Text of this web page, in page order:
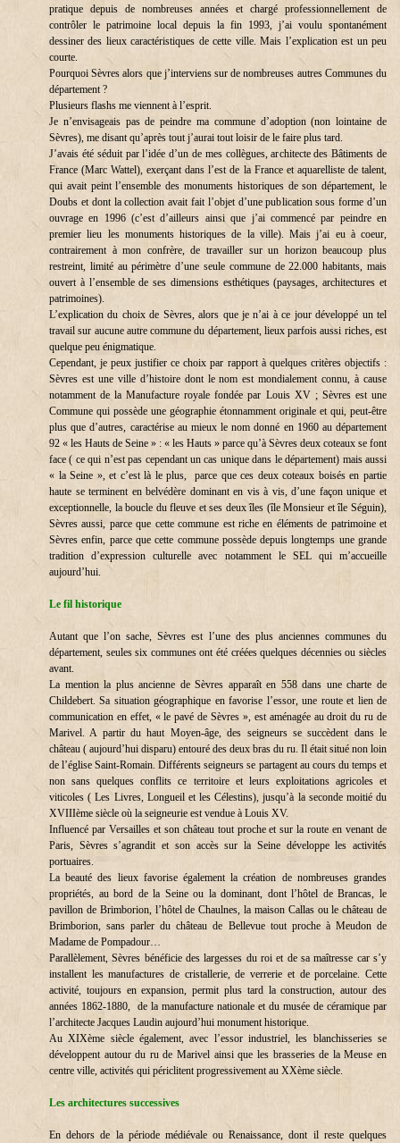
pratique depuis de nombreuses années et chargé professionnellement de
contrôler le patrimoine local depuis la fin 1993, j’ai voulu spontanément
dessiner des lieux caractéristiques de cette ville. Mais l’explication est un peu
courte.
Pourquoi Sèvres alors que j’interviens sur de nombreuses autres Communes du
département ?
Plusieurs flashs me viennent à l’esprit.
Je n’envisageais pas de peindre ma commune d’adoption (non lointaine de
Sèvres), me disant qu’après tout j’aurai tout loisir de le faire plus tard.
J’avais été séduit par l’idée d’un de mes collègues, architecte des Bâtiments de
France (Marc Wattel), exerçant dans l’est de la France et aquarelliste de talent,
qui avait peint l’ensemble des monuments historiques de son département, le
Doubs et dont la collection avait fait l’objet d’une publication sous forme d’un
ouvrage en 1996 (c’est d’ailleurs ainsi que j’ai commencé par peindre en
premier lieu les monuments historiques de la ville). Mais j’ai eu à coeur,
contrairement à mon confrère, de travailler sur un horizon beaucoup plus
restreint, limité au périmètre d’une seule commune de 22.000 habitants, mais
ouvert à l’ensemble de ses dimensions esthétiques (paysages, architectures et
patrimoines).
L’explication du choix de Sèvres, alors que je n’ai à ce jour développé un tel
travail sur aucune autre commune du département, lieux parfois aussi riches, est
quelque peu énigmatique.
Cependant, je peux justifier ce choix par rapport à quelques critères objectifs :
Sèvres est une ville d’histoire dont le nom est mondialement connu, à cause
notamment de la Manufacture royale fondée par Louis XV ; Sèvres est une
Commune qui possède une géographie étonnamment originale et qui, peut-être
plus que d’autres, caractérise au mieux le nom donné en 1960 au département
92 « les Hauts de Seine » : « les Hauts » parce qu’à Sèvres deux coteaux se font
face ( ce qui n’est pas cependant un cas unique dans le département) mais aussi
« la Seine », et c’est là le plus, parce que ces deux coteaux boisés en partie
haute se terminent en belvédère dominant en vis à vis, d’une façon unique et
exceptionnelle, la boucle du fleuve et ses deux îles (île Monsieur et île Séguin),
Sèvres aussi, parce que cette commune est riche en éléments de patrimoine et
Sèvres enfin, parce que cette commune possède depuis longtemps une grande
tradition d’expression culturelle avec notamment le SEL qui m’accueille
aujourd’hui.
Le fil historique
Autant que l’on sache, Sèvres est l’une des plus anciennes communes du
département, seules six communes ont été créées quelques décennies ou siècles
avant.
La mention la plus ancienne de Sèvres apparaît en 558 dans une charte de
Childebert. Sa situation géographique en favorise l’essor, une route et lien de
communication en effet, « le pavé de Sèvres », est aménagée au droit du ru de
Marivel. A partir du haut Moyen-âge, des seigneurs se succèdent dans le
château ( aujourd’hui disparu) entouré des deux bras du ru. Il était situé non loin
de l’église Saint-Romain. Différents seigneurs se partagent au cours du temps et
non sans quelques conflits ce territoire et leurs exploitations agricoles et
viticoles ( Les Livres, Longueil et les Célestins), jusqu’à la seconde moitié du
XVIIIème siècle où la seigneurie est vendue à Louis XV.
Influencé par Versailles et son château tout proche et sur la route en venant de
Paris, Sèvres s’agrandit et son accès sur la Seine développe les activités
portuaires.
La beauté des lieux favorise également la création de nombreuses grandes
propriétés, au bord de la Seine ou la dominant, dont l’hôtel de Brancas, le
pavillon de Brimborion, l’hôtel de Chaulnes, la maison Callas ou le château de
Brimborion, sans parler du château de Bellevue tout proche à Meudon de
Madame de Pompadour…
Parallèlement, Sèvres bénéficie des largesses du roi et de sa maîtresse car s’y
installent les manufactures de cristallerie, de verrerie et de porcelaine. Cette
activité, toujours en expansion, permit plus tard la construction, autour des
années 1862-1880, de la manufacture nationale et du musée de céramique par
l’architecte Jacques Laudin aujourd’hui monument historique.
Au XIXème siècle également, avec l’essor industriel, les blanchisseries se
développent autour du ru de Marivel ainsi que les brasseries de la Meuse en
centre ville, activités qui périclitent progressivement au XXème siècle.
Les architectures successives
En dehors de la période médiévale ou Renaissance, dont il reste quelques